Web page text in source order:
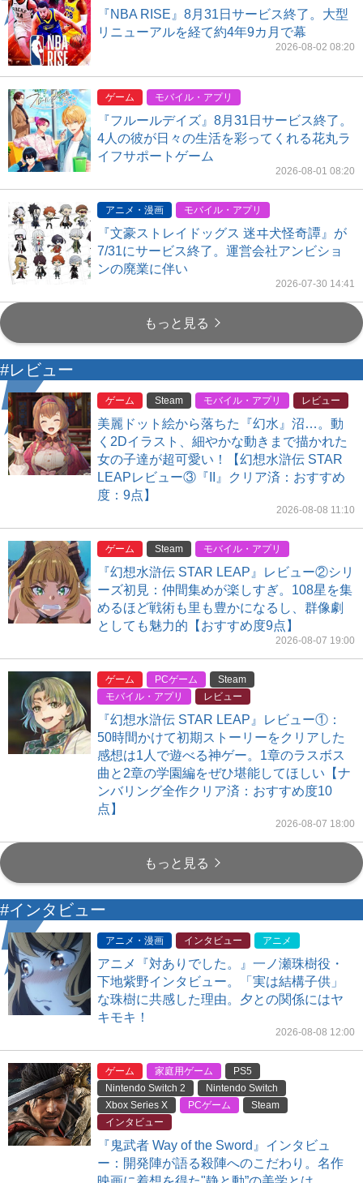
『NBA RISE』8月31日サービス終了。大型
リニューアルを経て約4年9カ月で幕
2026-08-02 08:20
ゲーム モバイル・アプリ
『フルールデイズ』8月31日サービス終了。
4人の彼が日々の生活を彩ってくれる花丸ラ
イフサポートゲーム
2026-08-01 08:20
アニメ・漫画 モバイル・アプリ
『文豪ストレイドッグス 迷ヰ犬怪奇譚』が
7/31にサービス終了。運営会社アンビショ
ンの廃業に伴い
2026-07-30 14:41
もっと見る
#レビュー
ゲーム Steam モバイル・アプリ レビュー
美麗ドット絵から落ちた『幻水』沼…。動
く2Dイラスト、細やかな動きまで描かれた
女の子達が超可愛い！【幻想水滸伝 STAR
LEAPレビュー③『II』クリア済：おすすめ
度：9点】
2026-08-08 11:10
ゲーム Steam モバイル・アプリ
『幻想水滸伝 STAR LEAP』レビュー②シリ
ーズ初見：仲間集めが楽しすぎ。108星を集
めるほど戦術も里も豊かになるし、群像劇
としても魅力的【おすすめ度9点】
2026-08-07 19:00
ゲーム PCゲーム
Steam
モバイル・アプリ
レビュー
『幻想水滸伝 STAR LEAP』レビュー①：
50時間かけて初期ストーリーをクリアした
感想は1人で遊べる神ゲー。1章のラスボス
曲と2章の学園編をぜひ堪能してほしい【ナ
ンバリング全作クリア済：おすすめ度10
点】
2026-08-07 18:00
もっと見る
#インタビュー
アニメ・漫画 インタビュー アニメ
アニメ『対ありでした。』一ノ瀬珠樹役・
下地紫野インタビュー。「実は結構子供」
な珠樹に共感した理由。夕との関係にはヤ
キモキ！
2026-08-08 12:00
ゲーム 家庭用ゲーム
PS5
Nintendo Switch 2
Nintendo Switch
Xbox Series X
PCゲーム
Steam
インタビュー
『鬼武者 Way of the Sword』インタビュ
ー：開発陣が語る殺陣へのこだわり。名作